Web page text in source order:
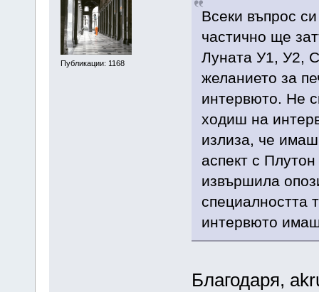
Публикации: 1168
Всеки въпрос
частично ще
Луната У1, У2,
желанието за
интервюто. Не
ходиш на
излиза, че
аспект с
извършила
специалността
интервюто
Благодаря,